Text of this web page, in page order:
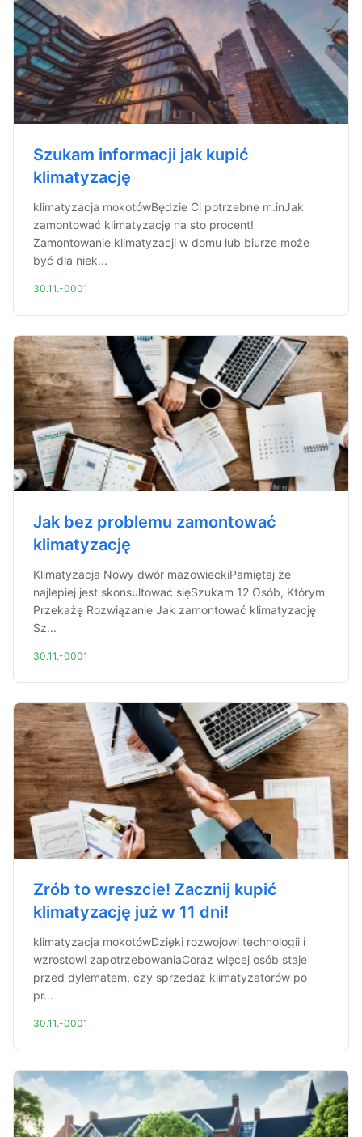
Szukam informacji jak kupić
klimatyzację
klimatyzacja mokotówBędzie Ci potrzebne m.inJak
zamontować klimatyzację na sto procent!
Zamontowanie klimatyzacji w domu lub biurze może
być dla niek...
30.11.-0001
Jak bez problemu zamontować
klimatyzację
Klimatyzacja Nowy dwór mazowieckiPamiętaj że
najlepiej jest skonsultować sięSzukam 12 Osób, Którym
Przekażę Rozwiązanie Jak zamontować klimatyzację
Sz...
30.11.-0001
Zrób to wreszcie! Zacznij kupić
klimatyzację już w 11 dni!
klimatyzacja mokotówDzięki rozwojowi technologii i
wzrostowi zapotrzebowaniaCoraz więcej osób staje
przed dylematem, czy sprzedaż klimatyzatorów po
pr...
30.11.-0001